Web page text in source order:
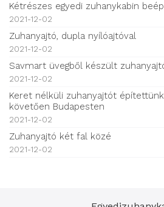
Kétrészes egyedi zuhanykabin
2021-12-02
Zuhanyajtó, dupla nyílóajtóval
2021-12-02
Savmart üvegből készült
2021-12-02
Keret nélküli zuhanyajtót
követően Budapesten
2021-12-02
Zuhanyajtó két fal közé
2021-12-02